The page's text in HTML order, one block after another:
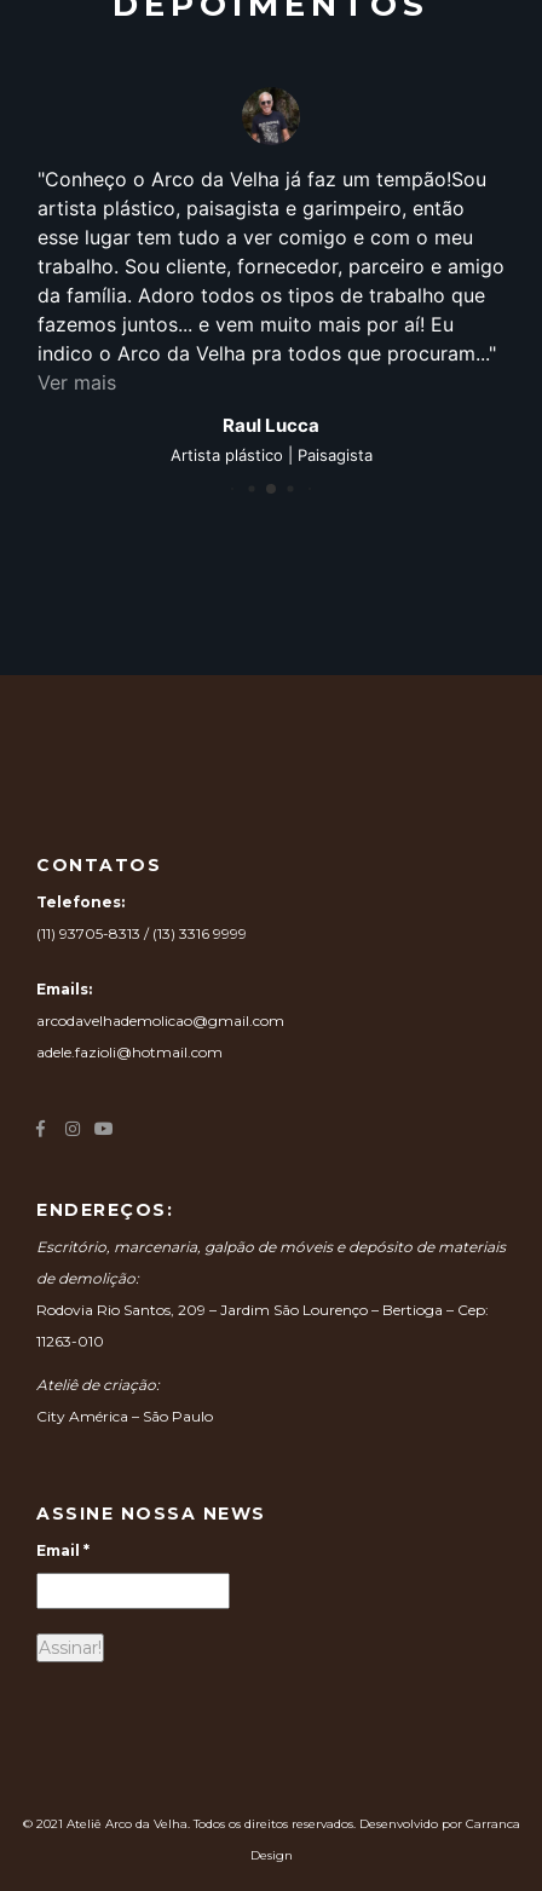
Conheço o Arco da Velha já faz um tempão!Sou
artista plástico, paisagista e garimpeiro, então
esse lugar tem tudo a ver comigo e com o meu
trabalho. Sou cliente, fornecedor, parceiro e amigo
da família. Adoro todos os tipos de trabalho que
fazemos juntos... e vem muito mais por aí! Eu
indico o Arco da Velha pra todos que procuram...
Ver mais
Raul Lucca
Artista plástico | Paisagista
CONTATOS
Telefones:
(11) 93705-8313 / (13) 3316 9999
Emails:
arcodavelhademolicao@gmail.com
adele.fazioli@hotmail.com
ENDEREÇOS:
Escritório, marcenaria, galpão de móveis e depósito de materiais
de demolição:
Rodovia Rio Santos, 209 – Jardim São Lourenço – Bertioga – Cep:
11263-010
Ateliê de criação:
City América – São Paulo
ASSINE NOSSA NEWS
Email *
© 2021 Ateliê Arco da Velha. Todos os direitos reservados. Desenvolvido por Carranca
Design